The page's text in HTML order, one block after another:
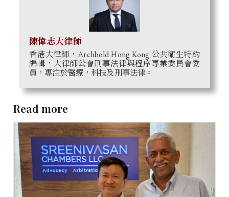
陳偉志大律師
香港大律師，Archbold Hong Kong 公共衛生特約
編輯，大律師公會刑事法律與程序專業委員會委
員，專注於醫療，科技及刑事法律。
Read more